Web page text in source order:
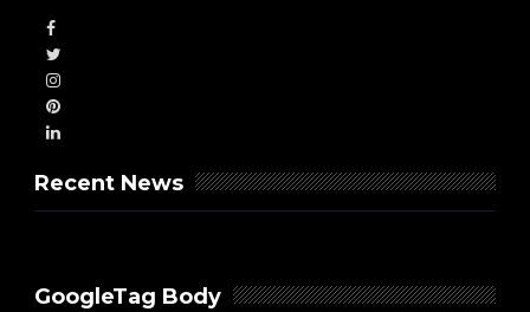
Recent News
GoogleTag Body